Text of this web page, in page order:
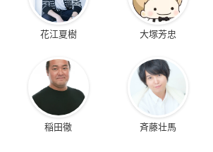
花江夏樹 大塚芳忠
稲田徹 斉藤壮馬